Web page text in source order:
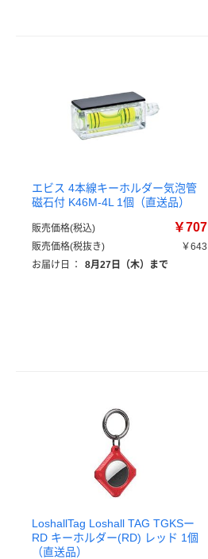
エビス 4本線キーホルダー気泡管
磁石付 K46M-4L 1個（直送品）
販売価格(税込) ￥707
販売価格(税抜き)
￥643
お届け日
： 8月27日（木）まで
LoshallTag Loshall TAG TGKSー
RD キーホルダー(RD) レッド 1個
（直送品）